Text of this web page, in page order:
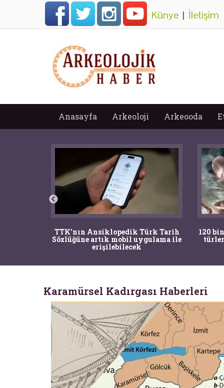
Künye | İletişim
Anasayfa Arkeoloji Arkeooda
TTK'nın Ansiklopedik Türk Tarih
Sözlüğüne artık mobil uygulama ile
erişilebilecek
120
Karamürsel Kadırgası Haberleri